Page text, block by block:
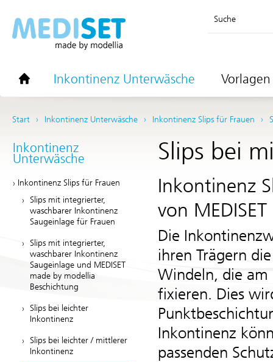
Suche
Inkontinenz Unterwäsche
Start Inkontinenz Unterwäsche Inkontinenz Slips für Frauen
Inkontinenz
Unterwäsche
Inkontinenz Slips für Frauen
Slips mit integrierter,
waschbarer Inkontinenz
Saugeinlage für Frauen
Slips mit integrierter,
waschbarer Inkontinenz
Saugeinlage und MEDISET
made by modellia
Beschichtung
Slips bei leichter
Inkontinenz
Slips bei leichter / mittlerer
Inkontinenz
Slips bei
Inkontinenz
von
Die
ihren Trägern
Windeln, die
fixieren. Dies
Inkontinenz
passenden